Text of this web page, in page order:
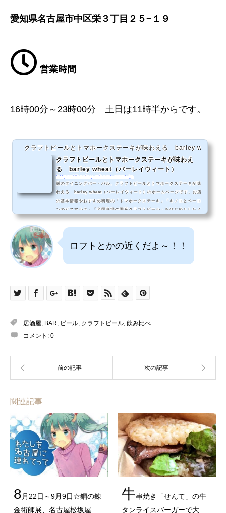
愛知県名古屋市中区栄３丁目２５−１９
営業時間
16時00分～23時00分 土日は11時半からです。
クラフトビールとトマホークステーキが味わえる barley wheat（
クラフトビールとトマホークステーキが味わえ
る barley wheat（バーレイウィート）
https://barley-wheat.owst.jp
栄のダイニングバー・バル、クラフトビールとトマホークステーキが味
わえる barley wheat（バーレイウィート）のホームページです。お店
の基本情報やおすすめ料理の「トマホークステーキ」「キノコとベーコ
ンのビスマルク」「全国各地の国産クラフトビール」をはじめとしたメ
ニュー情報などをご紹介しています。
ロフトとかの近くだよ～！！
居酒屋, BAR, ビール, クラフトビール, 飲み比べ
コメント: 0
関連記事
8 月22日～9月9日☆鋼の錬
金術師展、名古屋松坂屋…
牛串焼き「せんて」の牛
タンライスバーガーで大…